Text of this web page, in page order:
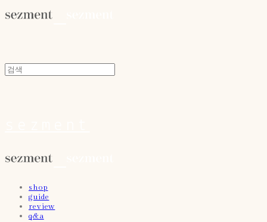
shop
guide
review
q&a